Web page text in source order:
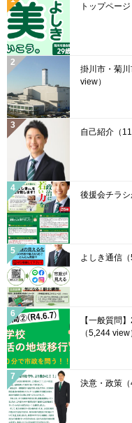
トップページ
掛川市・菊
view）
自己紹介 （
後援会チラシ
よしき通信
【一般質問
（5,244 view
決意・政策